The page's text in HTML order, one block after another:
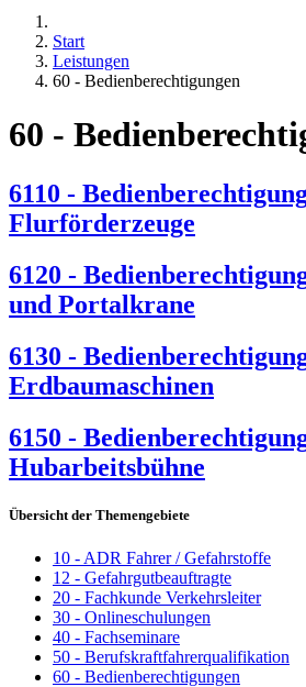
Start
Leistungen
60 - Bedienberechtigungen
60 -
6110 -
Flurförderzeuge
6120 -
und Portalkrane
6130 -
Erdbaumaschinen
6150 -
Hubarbeitsbühne
Übersicht der Themengebiete
10 - ADR Fahrer / Gefahrstoffe
12 - Gefahrgutbeauftragte
20 - Fachkunde Verkehrsleiter
30 - Onlineschulungen
40 - Fachseminare
50 - Berufskraftfahrerqualifikation
60 - Bedienberechtigungen